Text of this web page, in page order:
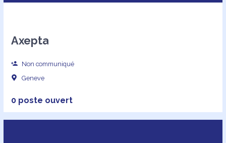
Axepta
Non communiqué
Geneve
0 poste ouvert